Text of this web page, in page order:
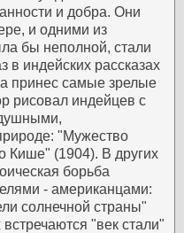
и добра. Они
и одними из
бы неполной, стали
в индейских рассказах
принес самые зрелые
рисовал индейцев с
"Мужество
Кише" (1904). В других
борьба
- американцами:
солнечной страны"
"век стали"